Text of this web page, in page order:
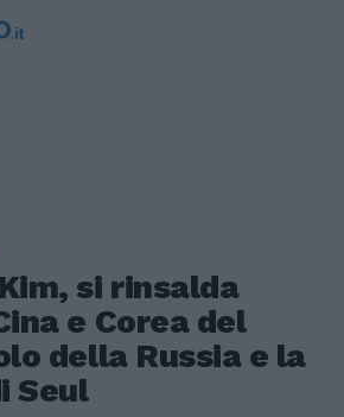
si rinsalda
e Corea del
della Russia e la
Seul